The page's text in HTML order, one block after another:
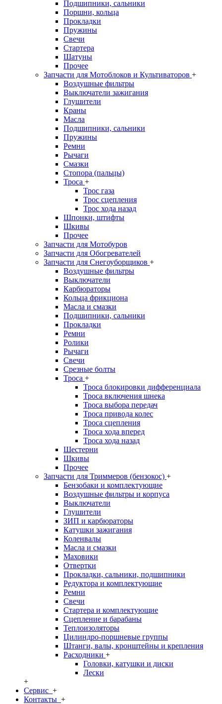
Подшипники, сальники
Поршни, кольца
Прокладки
Пружины
Свечи
Стартера
Шатуны
Прочее
Запчасти для Мотоблоков и Культиваторов +
Воздушные фильтры
Выключатели зажигания
Глушители
Краны
Масла
Подшипники, сальники
Пружины
Ремни
Рычаги
Смазки
Стопора (пальцы)
Троса +
Трос газа
Трос сцепления
Трос хода назад
Шпонки, штифты
Шкивы
Прочее
Запчасти для Мотобуров
Запчасти для Обогревателей
Запчасти для Снегоуборщиков +
Воздушные фильтры
Выключатели
Карбюраторы
Кольца фрикциона
Масла и смазки
Подшипники, сальники
Прокладки
Ремни
Ролики
Рычаги
Свечи
Срезные болты
Троса +
Троса блокировки дифференциала
Троса включения шнека
Троса выбора передач
Троса привода колес
Троса сцепления
Троса хода вперед
Троса хода назад
Шестерни
Шкивы
Прочее
Запчасти для Триммеров (бензокос) +
Бензобаки и комплектующие
Воздушные фильтры и корпуса
Выключатели
Глушители
ЗИП и карбюраторы
Катушки зажигания
Коленвалы
Масла и смазки
Маховики
Отвертки
Прокладки, сальники, подшипники
Редуктора и комплектующие
Ремни
Свечи
Стартера и комплектующие
Сцепление и барабаны
Теплоизоляторы
Цилиндро-поршневые группы
Штанги, валы, кронштейны и крепления
Расходники +
Головки, катушки и диски
Лески
+
Сервис +
Контакты +